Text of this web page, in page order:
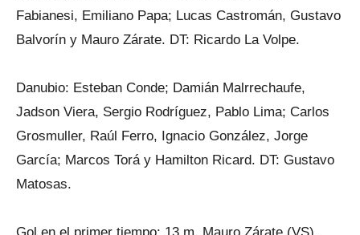
Fabianesi, Emiliano Papa; Lucas Castromán, Gustavo
Balvorín y Mauro Zárate. DT: Ricardo La Volpe.
Danubio: Esteban Conde; Damián Malrrechaufe,
Jadson Viera, Sergio Rodríguez, Pablo Lima; Carlos
Grosmuller, Raúl Ferro, Ignacio González, Jorge
García; Marcos Torá y Hamilton Ricard. DT: Gustavo
Matosas.